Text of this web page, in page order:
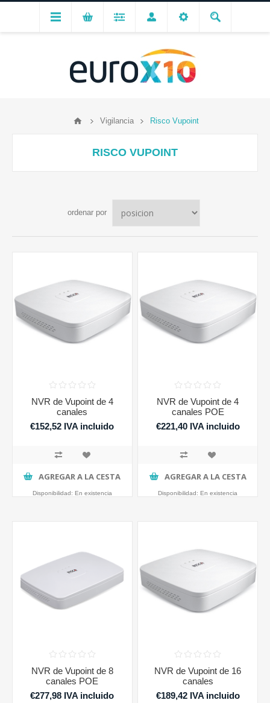
Vigilancia Risco Vupoint
RISCO VUPOINT
ordenar por
NVR de Vupoint de 4
canales
€152,52 IVA incluido
AGREGAR A LA CESTA
Disponibilidad: En existencia
NVR de Vupoint de 4
canales POE
€221,40 IVA incluido
AGREGAR A LA CESTA
Disponibilidad: En existencia
NVR de Vupoint de 8
canales POE
€277,98 IVA incluido
NVR de Vupoint de 16
canales
€189,42 IVA incluido